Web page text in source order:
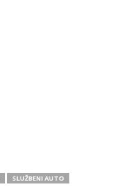
SLUŽBENI AUTO